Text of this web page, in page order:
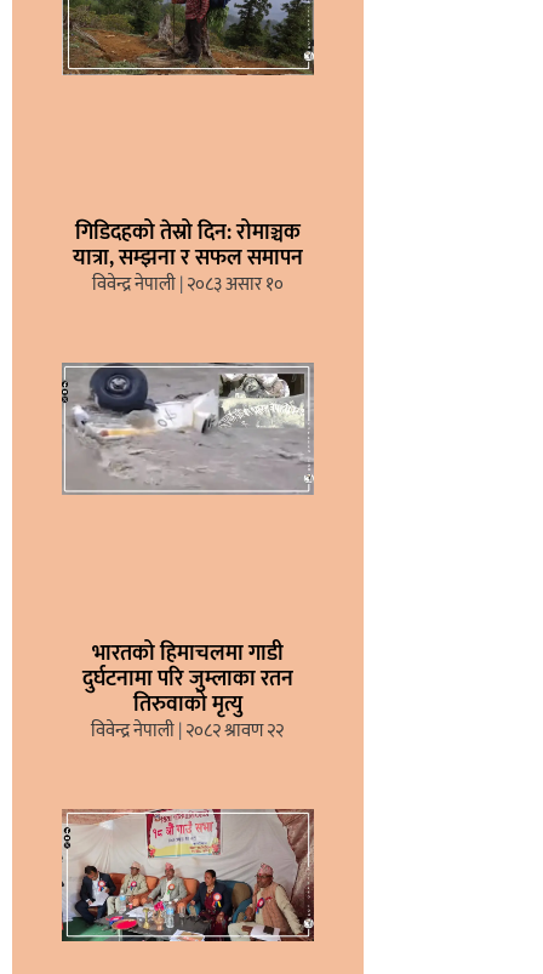
गिडिदहको तेस्रो दिन: रोमाञ्चक
यात्रा, सम्झना र सफल समापन
विवेन्द्र नेपाली २०८३ असार १०
भारतको हिमाचलमा गाडी
दुर्घटनामा परि जुम्लाका रतन
तिरुवाको मृत्यु
विवेन्द्र नेपाली २०८२ श्रावण २२